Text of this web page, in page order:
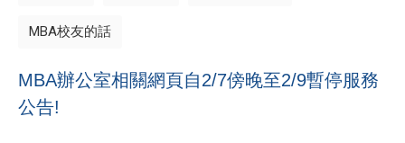
MBA校友的話
MBA辦公室相關網頁自2/7傍晚至2/9暫停服務
公告!